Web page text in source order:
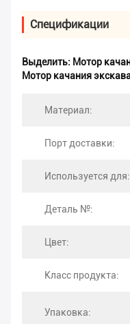
Спецификации
Выделить: Мотор
Мотор качания
Материал:
Порт доставки:
Используется для:
Деталь №:
Цвет:
Класс продукта:
Упаковка: